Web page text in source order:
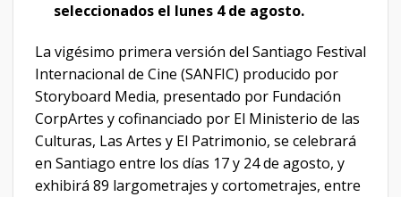
seleccionados el lunes 4 de agosto.
La vigésimo primera versión del Santiago Festival
Internacional de Cine (SANFIC) producido por
Storyboard Media, presentado por Fundación
CorpArtes y cofinanciado por El Ministerio de las
Culturas, Las Artes y El Patrimonio, se celebrará
en Santiago entre los días 17 y 24 de agosto, y
exhibirá 89 largometrajes y cortometrajes, entre